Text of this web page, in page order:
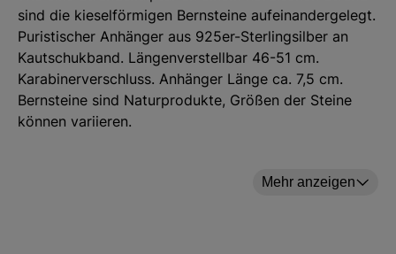
sind die kieselförmigen Bernsteine aufeinandergelegt.
Puristischer Anhänger aus 925er-Sterlingsilber an
Kautschukband. Längenverstellbar 46-51 cm.
Karabinerverschluss. Anhänger Länge ca. 7,5 cm.
Bernsteine sind Naturprodukte, Größen der Steine
können variieren.
Mehr anzeigen